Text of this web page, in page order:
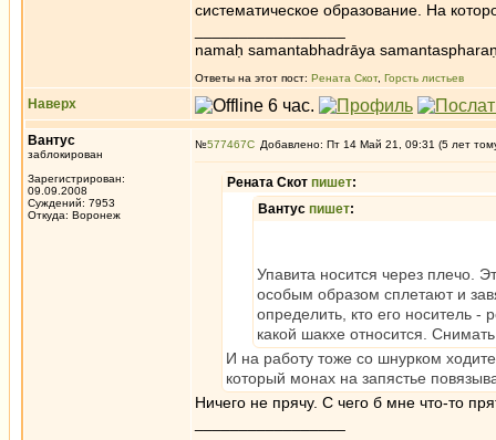
систематическое образование. На
namaḥ samantabhadrāya
Ответы на этот пост: Рената Скот, Горсть листьев
Наверх
Вантус
заблокирован
Зарегистрирован:
09.09.2008
Суждений: 7953
Откуда: Воронеж
№577467 Добавлено: Пт 14 Май 21, 09:31 (5 лет
Рената Скот пишет:
Вантус пишет:
Упавита носится через плечо.
особым образом сплетают и
определить, кто его носитель
какой шакхе относится.
И на работу тоже со шнурком
который монах на запястье
Ничего не прячу. С чего б мне что-то